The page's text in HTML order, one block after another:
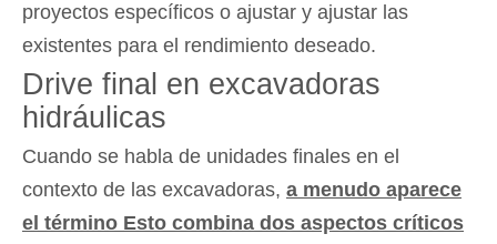
proyectos específicos o ajustar y ajustar las
existentes para el rendimiento deseado.
Drive final en excavadoras
hidráulicas
Cuando se habla de unidades finales en el
contexto de las excavadoras, a menudo aparece
el término Esto combina dos aspectos críticos